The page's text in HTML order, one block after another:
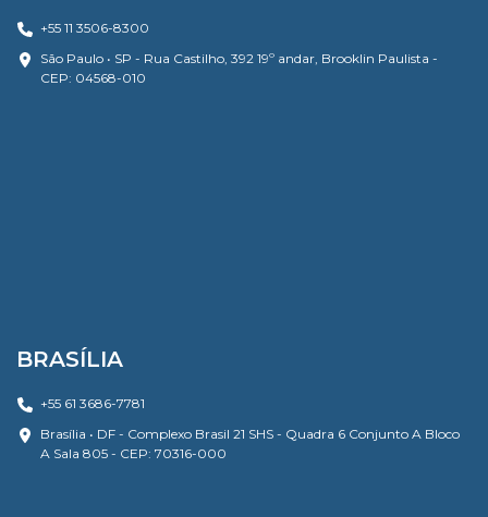
+55 11 3506-8300
São Paulo • SP - Rua Castilho, 392 19º andar, Brooklin Paulista -
CEP: 04568-010
BRASÍLIA
+55 61 3686-7781
Brasília • DF - Complexo Brasil 21 SHS - Quadra 6 Conjunto A Bloco
A Sala 805 - CEP: 70316-000